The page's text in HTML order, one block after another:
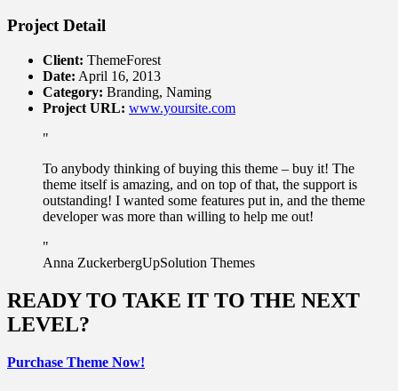
Project Detail
Client: ThemeForest
Date: April 16, 2013
Category: Branding, Naming
Project URL: www.yoursite.com
To anybody thinking of buying this theme – buy it! The
theme itself is amazing, and on top of that, the support is
outstanding! I wanted some features put in, and the theme
developer was more than willing to help me out!
Anna ZuckerbergUpSolution Themes
READY TO TAKE IT TO THE NEXT
LEVEL?
Purchase Theme Now!